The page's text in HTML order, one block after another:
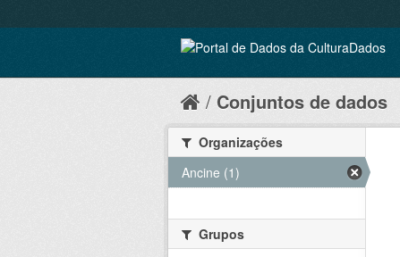
Conjuntos de dados
Organizações
Ancine (1)
Grupos